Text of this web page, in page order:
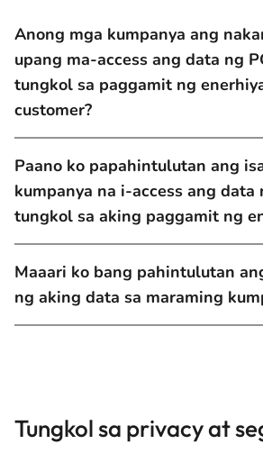
Anong mga kumpanya ang
upang ma-access ang data ng
tungkol sa paggamit ng
customer?
Paano ko papahintulutan ang
kumpanya na i-access ang data
tungkol sa aking paggamit ng
Maaari ko bang pahintulutan
ng aking data sa maraming
Tungkol sa privacy at